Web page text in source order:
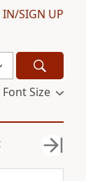
IN/SIGN UP
Font Size